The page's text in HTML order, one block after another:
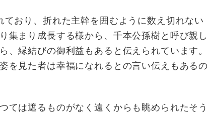
おり、折れた主幹を囲むように数え切れない
集まり成長する様から、千本公孫樹と呼び親し
、縁結びの御利益もあると伝えられています。
を見た者は幸福になれるとの言い伝えもあるの
は遮るものがなく遠くからも眺められたそう